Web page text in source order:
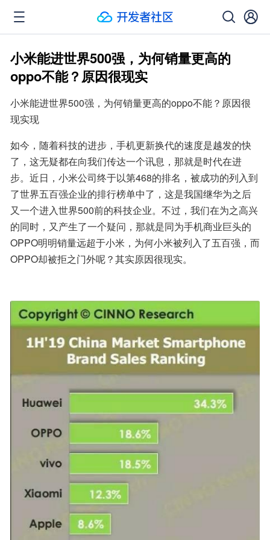
小米能进世界500强，为何销量更高的
oppo不能？原因很现实
小米能进世界500强，为何销量更高的oppo不能？原因很
现实现
如今，随着科技的进步，手机更新换代的速度是越发的快
了，这无疑都在向我们传达一个讯息，那就是时代在进
步。近日，小米公司终于以第468的排名，被成功的列入到
了世界五百强企业的排行榜单中了，这是我国继华为之后
又一个进入世界500前的科技企业。不过，我们在为之高兴
的同时，又产生了一个疑问，那就是同为手机商业巨头的
OPPO明明销量远超于小米，为何小米被列入了五百强，而
OPPO却被拒之门外呢？其实原因很现实。